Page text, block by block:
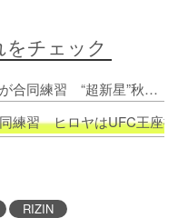
チェック
1. 【RIZIN】JTT所属ファイターが合同練習 “超新星”秋元強真は連戦も自信たっぷり「警戒するほどじゃない」
練習 ヒロヤはUFC王座
RIZIN